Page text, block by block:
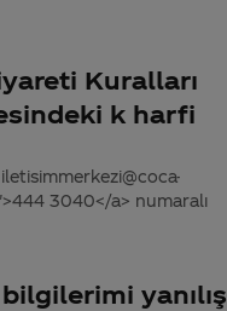
Kuralları
k harfi
3040</a> numaralı
yanılış